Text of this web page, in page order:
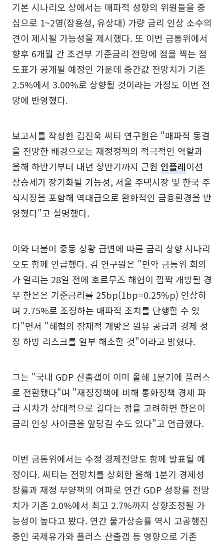
기본 시나리오 상에서는 매파적 성향의 위원들을 중
심으로 1~2명(장용성, 유상대) 가량 금리 인상 소수의
견이 제시될 가능성을 제시했다. 또 이번 금통위에서
향후 6개월 간 조건부 기준금리 전망에 점을 찍는 점
도표가 공개될 예정인 가운데 중간값 전망치가 기존
2.5%에서 3.00%로 상향될 것이라는 가정도 이번 전
망에 반영했다.
보고서를 작성한 김진욱 씨티 연구원은 "매파적 동결
을 전망한 배경으로는 재정정책의 적극적인 역할과
올해 하반기부터 내년 상반기까지 근원 인플레이션
상승세가 장기화될 가능성, 서울 주택시장 및 한국 주
식시장을 포함해 역대급으로 완화적인 금융환경을 반
영했다"고 설명했다.
이와 더불어 중동 상황 급변에 따른 금리 상향 시나리
오도 함께 언급했다. 김 연구원은 "만약 금통위 회의
가 열리는 28일 전에 호르무즈 해협이 깜짝 개방될 경
우 한은은 기준금리를 25bp(1bp=0.25%p) 인상하
며 2.75%로 조정하는 매파적 조치를 단행할 수 있
다"면서 "해협의 잠재적 개방은 원유 공급과 경제 성
장 하방 리스크를 일부 해소할 것"이라고 밝혔다.
그는 "국내 GDP 산출갭이 이미 올해 1분기에 플러스
로 전환됐다"며 "재정정책에 비해 통화정책 경제 파
급 시차가 상대적으로 길다는 점을 고려하면 한은이
금리 인상 사이클을 앞당길 수도 있다"고 언급했다.
이번 금통위에서는 수정 경제전망도 함께 발표될 예
정이다. 씨티는 전망치를 상회한 올해 1분기 경제성
장률과 재정 부양책의 여파로 연간 GDP 성장률 전망
치가 기존 2.0%에서 최고 2.7%까지 상향조정될 가
능성이 높다고 봤다. 연간 물가상승률 역시 고공행진
중인 국제유가와 플러스 산출갭 등 영향으로 기존